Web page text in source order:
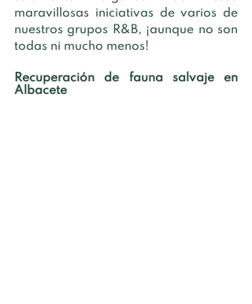
maravillosas iniciativas de varios de
nuestros grupos R&B, ¡aunque no son
todas ni mucho menos!
Recuperación de fauna salvaje en
Albacete